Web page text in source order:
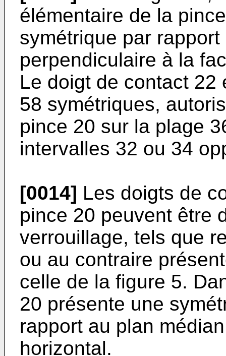
élémentaire de la
symétrique par
perpendiculaire à la
Le doigt de contact 22
58 symétriques,
pince 20 sur la plage
intervalles 32 ou 34
[0014] Les doigts de
pince 20 peuvent être
verrouillage, tels que
ou au contraire
celle de la figure 5.
20 présente une
rapport au plan
horizontal.